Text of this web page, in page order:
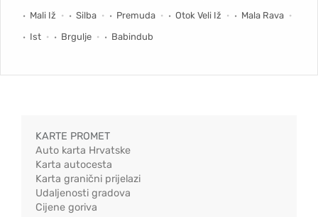
Mali Iž
Silba Premuda Otok Veli Iž
Mala Rava
Ist
Brgulje Babindub
KARTE PROMET
Auto karta Hrvatske
Karta autocesta
Karta granični prijelazi
Udaljenosti gradova
Cijene goriva